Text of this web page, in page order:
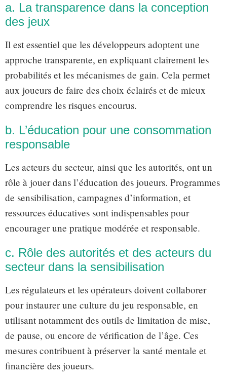
a. La transparence dans la conception
des jeux
Il est essentiel que les développeurs adoptent une
approche transparente, en expliquant clairement les
probabilités et les mécanismes de gain. Cela permet
aux joueurs de faire des choix éclairés et de mieux
comprendre les risques encourus.
b. L’éducation pour une consommation
responsable
Les acteurs du secteur, ainsi que les autorités, ont un
rôle à jouer dans l’éducation des joueurs. Programmes
de sensibilisation, campagnes d’information, et
ressources éducatives sont indispensables pour
encourager une pratique modérée et responsable.
c. Rôle des autorités et des acteurs du
secteur dans la sensibilisation
Les régulateurs et les opérateurs doivent collaborer
pour instaurer une culture du jeu responsable, en
utilisant notamment des outils de limitation de mise,
de pause, ou encore de vérification de l’âge. Ces
mesures contribuent à préserver la santé mentale et
financière des joueurs.